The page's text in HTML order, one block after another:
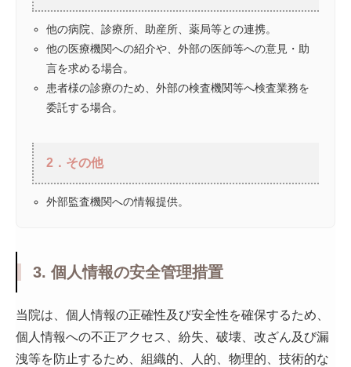
他の病院、診療所、助産所、薬局等との連携。
他の医療機関への紹介や、外部の医師等への意見・助
言を求める場合。
患者様の診療のため、外部の検査機関等へ検査業務を
委託する場合。
2．その他
外部監査機関への情報提供。
3. 個人情報の安全管理措置
当院は、個人情報の正確性及び安全性を確保するため、
個人情報への不正アクセス、紛失、破壊、改ざん及び漏
洩等を防止するため、組織的、人的、物理的、技術的な